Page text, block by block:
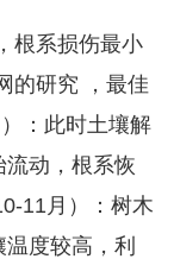
根系损伤最小
的研究 ，最佳
：此时土壤解
动，根系恢
11月）​​：树木
度较高，利